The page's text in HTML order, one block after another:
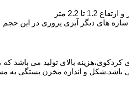
های دیگر آبزی پروری در این حجم
بالای تولید می باشد که
باشد.شکل و اندازه مخزن بستگی